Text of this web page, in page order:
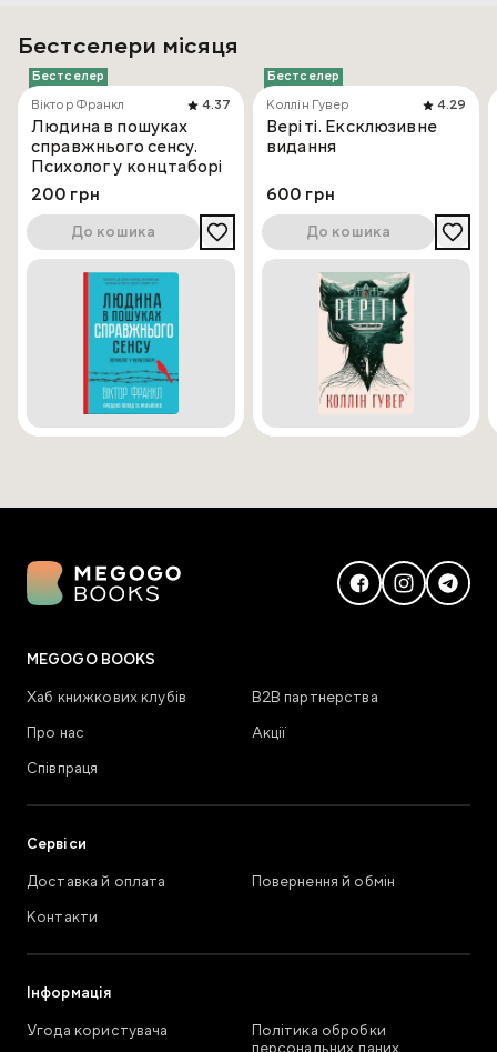
Бестселери місяця
Бестселер
Віктор Франкл
4.37
Людина в пошуках
справжнього сенсу.
Психолог у концтаборі
200 грн
До кошика
Бестселер
Коллін Гувер
4.29
Веріті. Ексклюзивне
видання
600 грн
До кошика
MEGOGO BOOKS
Хаб книжкових клубів
В2В партнерства
Про нас
Акції
Співпраця
Сервіси
Доставка й оплата
Повернення й обмін
Контакти
Інформація
Угода користувача
Політика обробки